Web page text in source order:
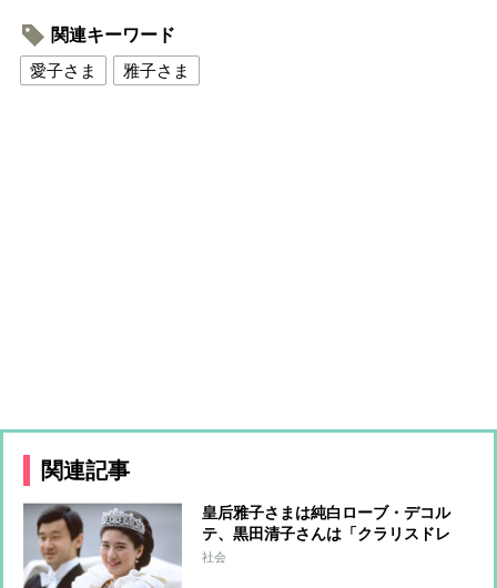
関連キーワード
愛子さま
雅子さま
関連記事
皇后雅子さまは純白ローブ・デコル
テ、黒田清子さんは「クラリスドレ
ス」と話題に 女性皇族の華麗な
社会